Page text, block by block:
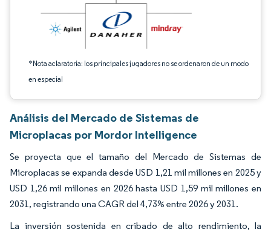
*Nota aclaratoria: los principales jugadores no se ordenaron de un modo
en especial
Análisis del Mercado de Sistemas de
Microplacas por Mordor Intelligence
Se proyecta que el tamaño del Mercado de Sistemas de
Microplacas se expanda desde USD 1,21 mil millones en 2025 y
USD 1,26 mil millones en 2026 hasta USD 1,59 mil millones en
2031, registrando una CAGR del 4,73% entre 2026 y 2031.
La inversión sostenida en cribado de alto rendimiento, la